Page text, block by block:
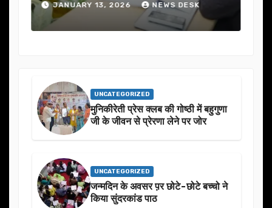
JANUARY 13, 2026 NEWS DESK
UNCATEGORIZED
मुनिकीरेती प्रेस क्लब की गोष्ठी में बहुगुणा
जी के जीवन से प्रेरणा लेने पर जोर
UNCATEGORIZED
जन्मदिन के अवसर प़र छोटे-छोटे बच्चो ने
किया सुंदरकांड पाठ